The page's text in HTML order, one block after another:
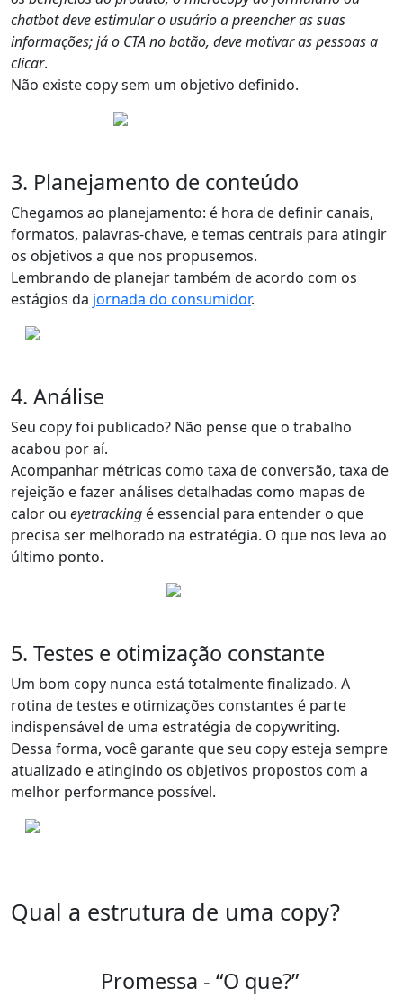
chatbot deve estimular o usuário a preencher as suas
informações; já o CTA no botão, deve motivar as pessoas a
clicar.
Não existe copy sem um objetivo definido.
3. Planejamento de conteúdo
Chegamos ao planejamento: é hora dedefinir canais,
formatos, palavras-chave, e temas centrais para atingir
os objetivos a que nos propusemos.
Lembrando de planejar também de acordo com os
estágios da jornada do consumidor.
4. Análise
Seu copy foi publicado? Não pense que o trabalho
acabou por aí.
Acompanhar métricas como taxa de conversão, taxa de
rejeição e fazer análises detalhadas como mapas de
calor ou eyetracking é essencial para entender o que
precisa ser melhorado na estratégia. O que nos leva ao
último ponto.
5. Testes e otimização constante
Um bom copy nunca está totalmente finalizado. A
rotina de testes e otimizações constantes é parte
indispensável de uma estratégia de copywriting.
Dessa forma, você garante que seu copy esteja sempre
atualizado e atingindo os objetivos propostos com a
melhor performance possível.
Qual a estrutura de uma copy?
Promessa - “O que?”